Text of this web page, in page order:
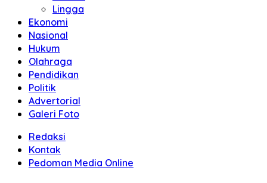
Lingga
Ekonomi
Nasional
Hukum
Olahraga
Pendidikan
Politik
Advertorial
Galeri Foto
Redaksi
Kontak
Pedoman Media Online